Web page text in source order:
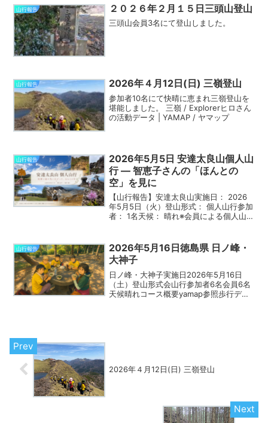
Yamap参照歩行データ歩行時間：Yamap
参照距離：Y...
山行報告 ２０２６年２月１５日三頭山登山
三頭山会員3名にて登山しました。
山行報告 2026年４月12日(日) 三嶺登山
参加者10名にて快晴に恵まれ三嶺登山を
堪能しました。 三嶺 / Explorerヒロさん
の活動データ | YAMAP / ヤマップ
山行報告
2026年5月5日 安達太良山個人山
行 — 智恵子さんの「ほんとの
空」を見に
【山行報告】安達太良山実施日： 2026
年5月5日（火）登山形式： 個人山行参加
者： 1名天候： 晴れ※会員による個人山行
ロープウェイ山麓駅→ ロープウェイ→ あ
だたら...
山行報告
2026年5月16日徳島県 日ノ峰・
大神子
日ノ峰・大神子実施日2026年5月16日
（土）登山形式会山行参加者6名会員6名
天候晴れコース概要yamap参照歩行デー
2026年４月12日(日) 三嶺登山